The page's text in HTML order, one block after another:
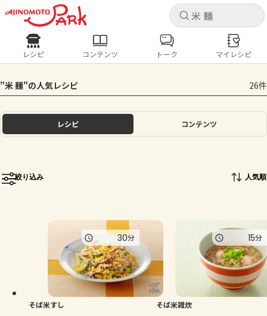
キャ
ログインするとレシピを保存できます
ログイン
ホーム
トーク
よくあるお問い合わせ
お買い物
キャ
レシピ コンテンツ
人気の食材・レシピ
きゅうり なす トマト とうもろこし
ピーマン
レシピ コンテンツ トーク マイレシピ
"米 麺"の人気レシピ 26件
レシピ コンテンツ
絞り込み 人気順
そば米すし
30分
そば米雑炊
15分